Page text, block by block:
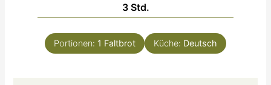
3Stunden
Std.
Portionen: 1 Faltbrot Küche: Deutsch